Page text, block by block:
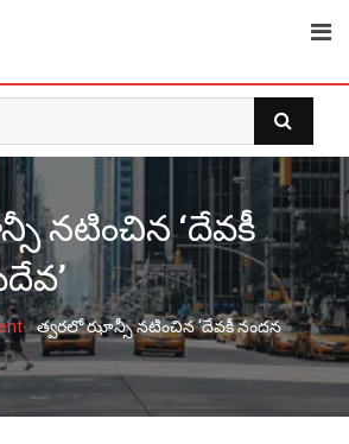
నటించిన ‘దేవకీ
-త్వరలో ఝాన్సీ నటించిన ‘దేవకీ నందన